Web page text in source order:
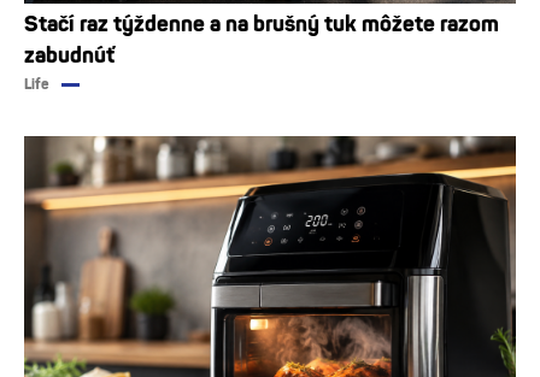
Stačí raz týždenne a na brušný tuk môžete razom
zabudnúť
Life